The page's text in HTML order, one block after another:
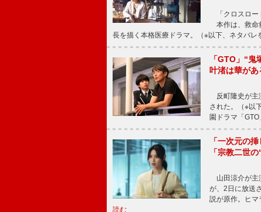
「クロスロー
本作は、救命
長を描く本格医療ドラマ。（※以下、ネタバ
「GTO」“
叶渚は華があ
反町隆史が主
された。（※以
園ドラマ「
「一次元の
「宗教二世
山田涼介が主
が、2日に放送
説が原作。ヒ
読む